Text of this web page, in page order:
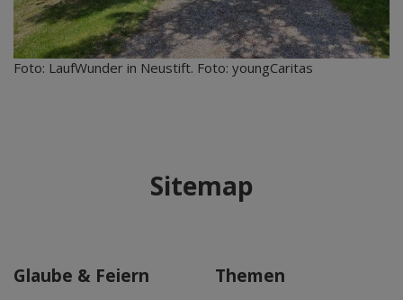
Foto: LaufWunder in Neustift. Foto: youngCaritas
Sitemap
Glaube & Feiern Themen